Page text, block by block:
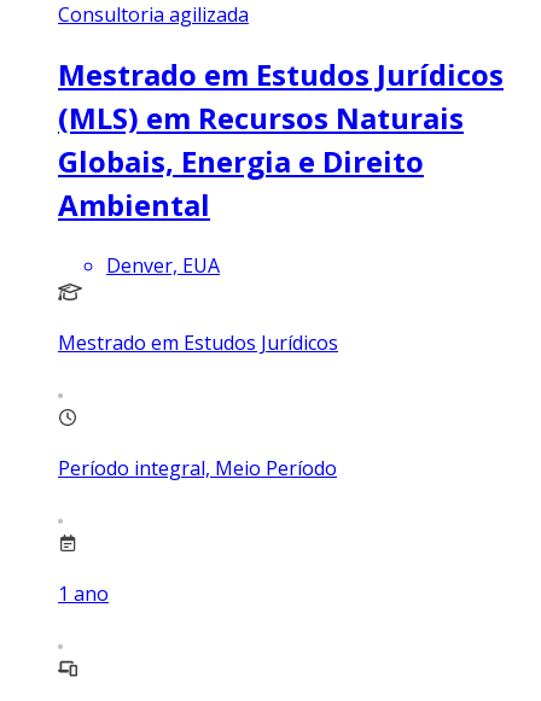
Consultoria agilizada
Mestrado em Estudos Jurídicos
(MLS) em Recursos Naturais
Globais, Energia e Direito
Ambiental
Denver, EUA
Mestrado em Estudos Jurídicos
Período integral, Meio Período
1 ano